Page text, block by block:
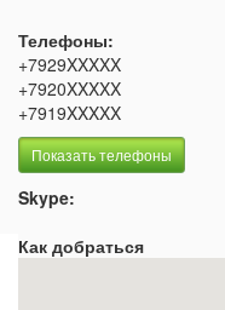
Телефоны:
+7929XXXXX
+7920XXXXX
+7919XXXXX
Показать телефоны
Skype:
Как добраться